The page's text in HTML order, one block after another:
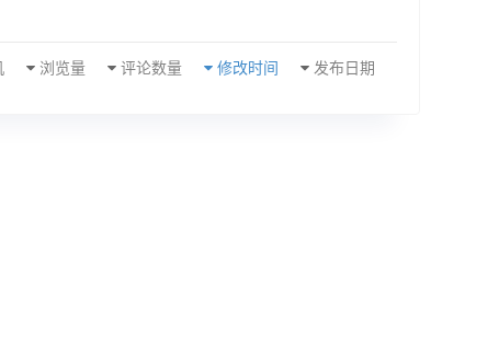
发布日期
修改时间
评论数量
浏览量